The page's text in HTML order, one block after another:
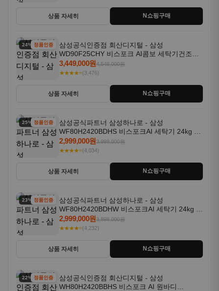
상품 자세히 N쇼핑구매
24% 할인정품인증
삼성공식인증점 회산디지털 - 삼성
WD90F25CHY 비스포크 AI콤보 세탁기건조기
일체형 25kg+18kg 1등급
3,449,000원4,548,000원
★★★★⭐(3,476)
상품 자세히 N쇼핑구매
25% 할인정품인증
삼성공식파트너 삼성하나로 - 삼성
WF80H2420BDHS 비스포크AI 세탁기 24kg 건
조기 20kg 세제자동투입
2,999,000원3,998,000원
★★★★⭐(4,034)
상품 자세히 N쇼핑구매
23% 할인정품인증
삼성공식파트너 삼성하나로 - 삼성
WF80H2420BDHW 비스포크AI 세탁기 24kg 건
조기 20kg 세제자동투입
2,999,000원3,898,000원
★★★★⭐(4,232)
상품 자세히 N쇼핑구매
22% 할인정품인증
삼성공식인증점 회산디지털 - 삼성
WH80H2420BBHS 비스포크 AI 원바디